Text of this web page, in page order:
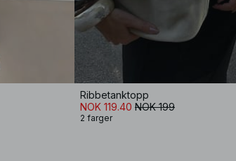
Ribbetanktopp
NOK 119.40 NOK 199
2 farger